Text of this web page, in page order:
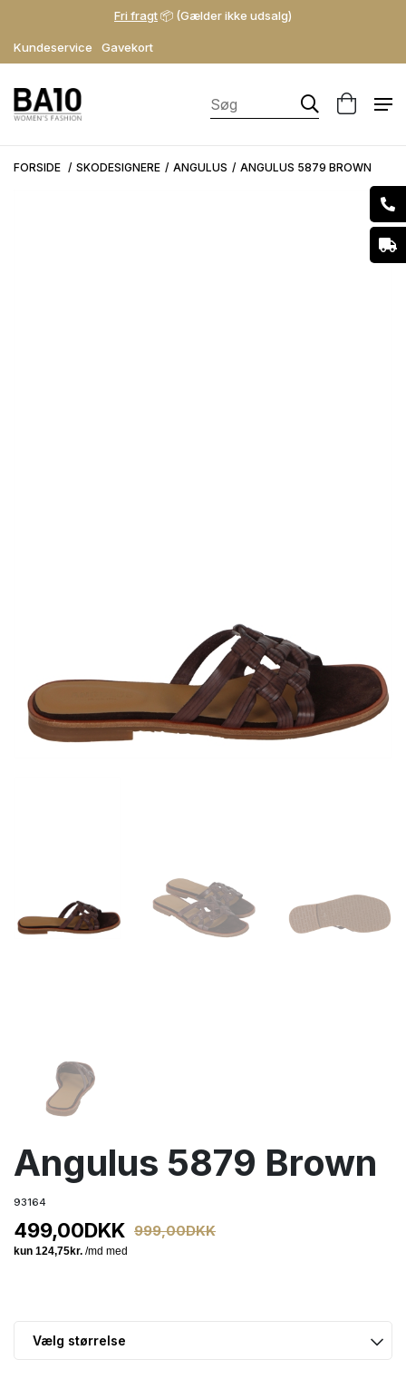
Kundeservice Gavekort
Fri fragt📦 (Gælder ikke udsalg)
FORSIDE SKODESIGNERE ANGULUS ANGULUS 5879 BROWN
Angulus 5879 Brown
93164
499,00DKK 999,00DKK